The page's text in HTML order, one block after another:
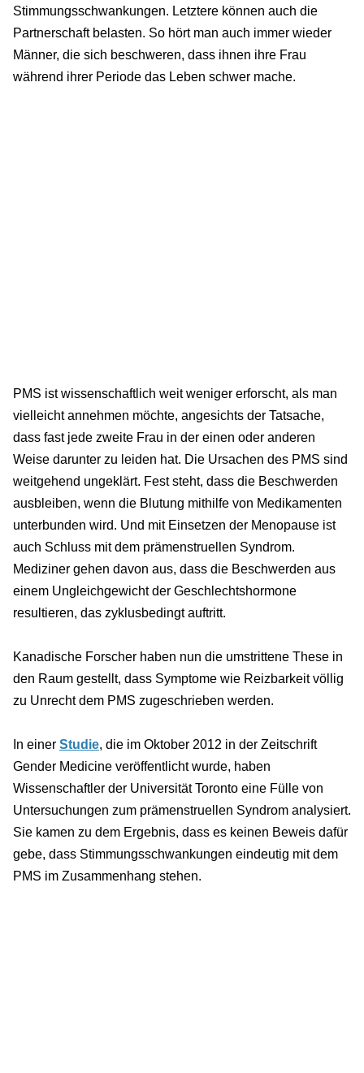
Stimmungsschwankungen. Letztere können auch die
Partnerschaft belasten. So hört man auch immer wieder
Männer, die sich beschweren, dass ihnen ihre Frau
während ihrer Periode das Leben schwer mache.
PMS ist wissenschaftlich weit weniger erforscht, als man
vielleicht annehmen möchte, angesichts der Tatsache,
dass fast jede zweite Frau in der einen oder anderen
Weise darunter zu leiden hat. Die Ursachen des PMS sind
weitgehend ungeklärt. Fest steht, dass die Beschwerden
ausbleiben, wenn die Blutung mithilfe von Medikamenten
unterbunden wird. Und mit Einsetzen der Menopause ist
auch Schluss mit dem prämenstruellen Syndrom.
Mediziner gehen davon aus, dass die Beschwerden aus
einem Ungleichgewicht der Geschlechtshormone
resultieren, das zyklusbedingt auftritt.
Kanadische Forscher haben nun die umstrittene These in
den Raum gestellt, dass Symptome wie Reizbarkeit völlig
zu Unrecht dem PMS zugeschrieben werden.
In einer Studie, die im Oktober 2012 in der Zeitschrift
Gender Medicine veröffentlicht wurde, haben
Wissenschaftler der Universität Toronto eine Fülle von
Untersuchungen zum prämenstruellen Syndrom analysiert.
Sie kamen zu dem Ergebnis, dass es keinen Beweis dafür
gebe, dass Stimmungsschwankungen eindeutig mit dem
PMS im Zusammenhang stehen.